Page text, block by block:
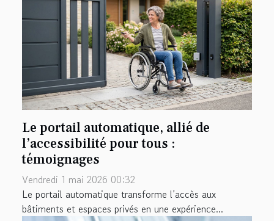
Le portail automatique, allié de
l’accessibilité pour tous :
témoignages
Vendredi 1 mai 2026 00:32
Le portail automatique transforme l’accès aux
bâtiments et espaces privés en une expérience...